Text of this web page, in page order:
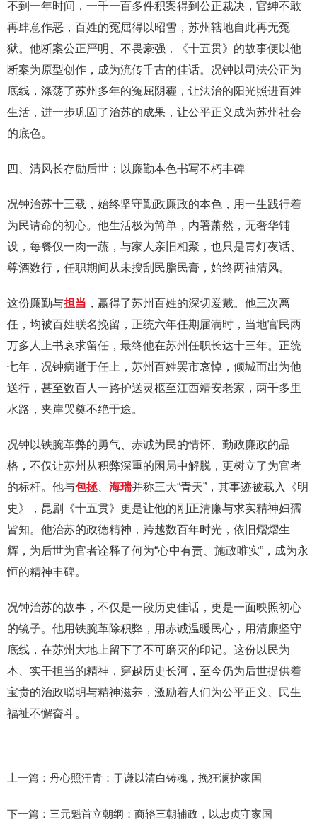
不到一年时间，一千一百多件积案得到公正裁决，官绅不敢
再肆意作恶，百姓的冤屈得以昭雪，苏州辖地自此再无冤
狱。他断案公正严明、不畏豪强，《十五贯》的故事便以他
断案为原型创作，成为流传千古的佳话。况钟以司法公正为
底线，涤荡了苏州多年的冤屈阴霾，让法治的阳光照进百姓
生活，进一步巩固了治苏的成果，让公平正义成为苏州社会
的底色。
四、清风长存励后世：以廉勤本色书写不朽丰碑
况钟治苏十三载，始终坚守勤政廉政的本色，用一生践行着
为民请命的初心。他生活极为简单，内署萧然，无奢华铺
设，每餐仅一肉一蔬，与家人亲旧相聚，也只是青灯夜话、
尊酒数行，任职期间从未搜刮民脂民膏，始终两袖清风。
这份廉勤与担当 ，赢得了苏州百姓的深切爱戴。他三次离
任，均被百姓联名挽留，正统六年任期届满时，当地官民两
万多人上书哀求留任，最终他在苏州任职长达十三年。正统
七年，况钟病逝于任上，苏州百姓罢市哀悼，倾城而出为他
送行，甚至数百人一路护送灵柩至江西靖安老家，两千多里
水路，夹岸哭奠不绝于途。
况钟以铁腕革弊的勇气、赤诚为民的情怀、勤政廉政的品
格，不仅让苏州从积弊深重的困局中解脱，更树立了为官者
的标杆。他与包拯、 海瑞并称三大“青天”，其事迹被载入《明
史》，昆剧《十五贯》更是让他的刚正清廉与求实精神妇孺
皆知。他治苏的政德精神，跨越数百年时光，依旧熠熠生
辉，为后世为官者诠释了何为“心中有责、施政唯实”，成为永
恒的精神丰碑。
况钟治苏的故事，不仅是一段历史佳话，更是一面映照初心
的镜子。他用铁腕革除积弊，用赤诚温暖民心，用清廉坚守
底线，在苏州大地上留下了不可磨灭的印记。这份以民为
本、实干担当的精神，穿越历史长河，至今仍为后世提供着
宝贵的治政聪明与精神滋养，激励着人们为公平正义、民生
福祉不懈奋斗。
上一篇： 丹心照汗青：于谦以清白铸魂，挽狂澜护家国
下一篇： 三元魁首立朝纲：商辂三朝辅政，以忠贞守家国